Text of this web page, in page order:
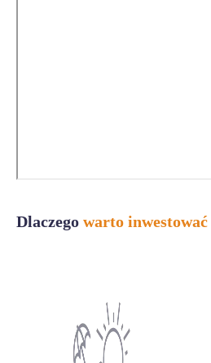
Dlaczego warto inwestować